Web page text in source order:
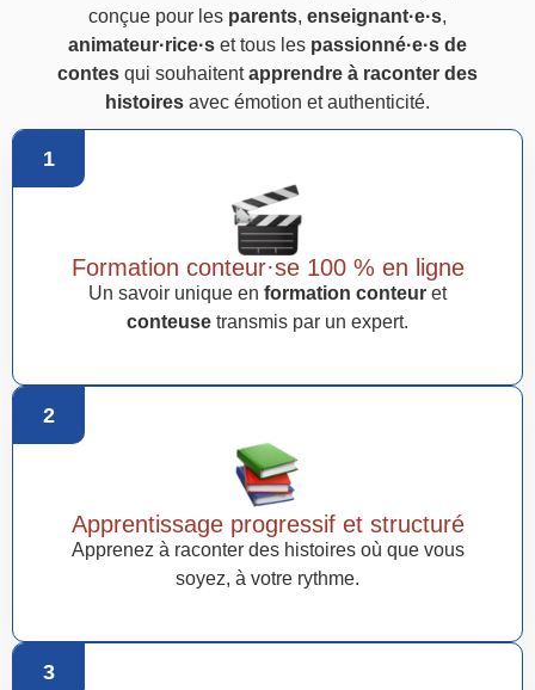
conçue pour les parents, enseignant·e·s,
animateur·rice·set tous les passionné·e·s de
contesqui souhaitentapprendre à raconter des
histoiresavec émotion et authenticité.
1
Formation conteur·se 100 % en ligne
Un savoir unique en formation conteur et
conteuse transmis par un expert.
2
Apprentissage progressif et structuré
Apprenez à raconter des histoires où que vous
soyez, à votre rythme.
3